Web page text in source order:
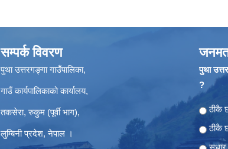
सम्पर्क विवरण
पुथा उत्तरगङ्गा गाउँपालिका,
गाउँ कार्यपालिकाको कार्यालय,
तकसेरा, रुकुम (पूर्वी भाग),
लुम्बिनी प्रदेश, नेपाल ।
पुथा
?
ठीकै
ठीकै
सुधार